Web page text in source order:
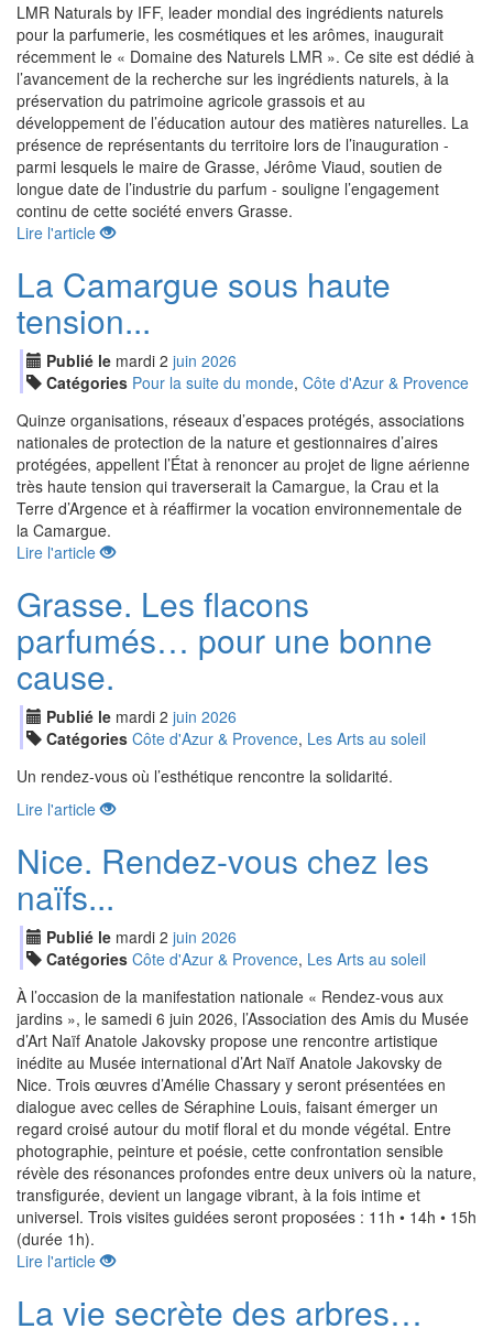
LMR Naturals by IFF, leader mondial des ingrédients naturels
pour la parfumerie, les cosmétiques et les arômes, inaugurait
récemment le « Domaine des Naturels LMR ». Ce site est dédié à
l’avancement de la recherche sur les ingrédients naturels, à la
préservation du patrimoine agricole grassois et au
développement de l’éducation autour des matières naturelles. La
présence de représentants du territoire lors de l’inauguration -
parmi lesquels le maire de Grasse, Jérôme Viaud, soutien de
longue date de l’industrie du parfum - souligne l’engagement
continu de cette société envers Grasse.
Lire l'article
La Camargue sous haute
tension...
Publié le mardi 2 juin 2026
Catégories Pour la suite du monde, Côte d'Azur & Provence
Quinze organisations, réseaux d’espaces protégés, associations
nationales de protection de la nature et gestionnaires d’aires
protégées, appellent l’État à renoncer au projet de ligne aérienne
très haute tension qui traverserait la Camargue, la Crau et la
Terre d’Argence et à réaffirmer la vocation environnementale de
la Camargue.
Lire l'article
Grasse. Les flacons
parfumés… pour une bonne
cause.
Publié le mardi 2 juin 2026
Catégories Côte d'Azur & Provence, Les Arts au soleil
Un rendez-vous où l’esthétique rencontre la solidarité.
Lire l'article
Nice. Rendez-vous chez les
naïfs...
Publié le mardi 2 juin 2026
Catégories Côte d'Azur & Provence, Les Arts au soleil
À l’occasion de la manifestation nationale « Rendez-vous aux
jardins », le samedi 6 juin 2026, l’Association des Amis du Musée
d’Art Naïf Anatole Jakovsky propose une rencontre artistique
inédite au Musée international d’Art Naïf Anatole Jakovsky de
Nice. Trois œuvres d’Amélie Chassary y seront présentées en
dialogue avec celles de Séraphine Louis, faisant émerger un
regard croisé autour du motif floral et du monde végétal. Entre
photographie, peinture et poésie, cette confrontation sensible
révèle des résonances profondes entre deux univers où la nature,
transfigurée, devient un langage vibrant, à la fois intime et
universel. Trois visites guidées seront proposées : 11h • 14h • 15h
(durée 1h).
Lire l'article
La vie secrète des arbres…